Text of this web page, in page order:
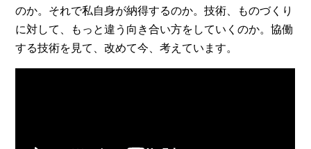
のか。それで私自身が納得するのか。技術、ものづくり
に対して、もっと違う向き合い方をしていくのか。協働
する技術を見て、改めて今、考えています。